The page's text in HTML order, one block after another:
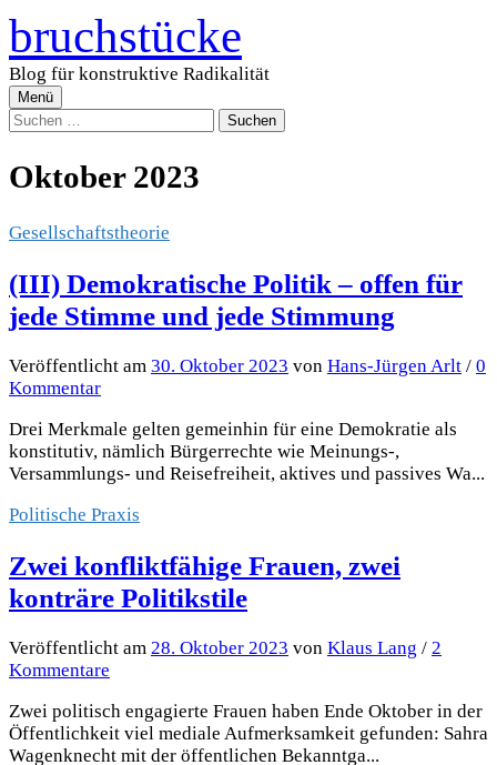
Zum
Inhalt
überspringen
bruchstücke
Blog für konstruktive Radikalität
Menü
Suchen
Oktober 2023
Gesellschaftstheorie
(III) Demokratische Politik – offen für
jede Stimme und jede Stimmung
Veröffentlicht am 30. Oktober 2023 von Hans-Jürgen Arlt / 0
Kommentar
Drei Merkmale gelten gemeinhin für eine Demokratie als
konstitutiv, nämlich Bürgerrechte wie Meinungs-,
Versammlungs- und Reisefreiheit, aktives und passives Wa...
Politische Praxis
Zwei konfliktfähige Frauen, zwei
konträre Politikstile
Veröffentlicht am 28. Oktober 2023 von Klaus Lang / 2
Kommentare
Zwei politisch engagierte Frauen haben Ende Oktober in der
Öffentlichkeit viel mediale Aufmerksamkeit gefunden: Sahra
Wagenknecht mit der öffentlichen Bekanntga...